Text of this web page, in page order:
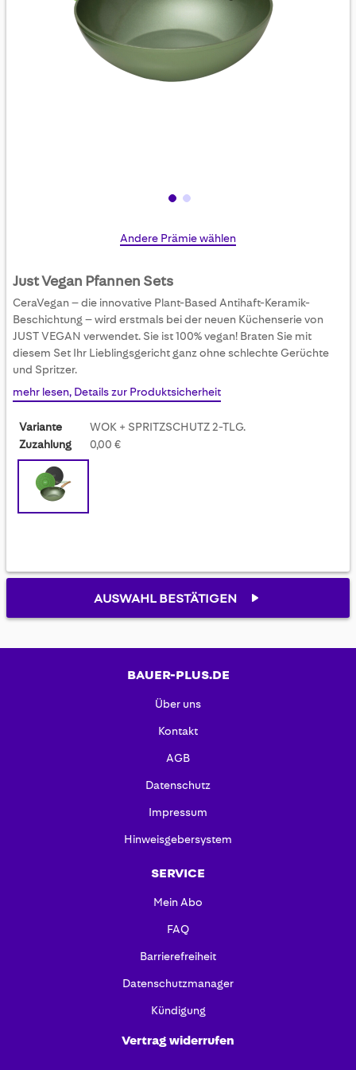
Skip
of
the
images
gallery
Andere Prämie wählen
Just Vegan Pfannen Sets
CeraVegan – die innovative Plant-Based Antihaft-Keramik-
Beschichtung – wird erstmals bei der neuen Küchenserie von
JUST VEGAN verwendet. Sie ist 100% vegan! Braten Sie mit
diesem Set Ihr Lieblingsgericht ganz ohne schlechte Gerüchte
und Spritzer.
mehr lesen, Details zur Produktsicherheit
Variante
WOK + SPRITZSCHUTZ 2-TLG.
Zuzahlung
0,00 €
AUSWAHL BESTÄTIGEN
BAUER-PLUS.DE
Über uns
Kontakt
AGB
Datenschutz
Impressum
Hinweisgebersystem
SERVICE
Mein Abo
FAQ
Barrierefreiheit
Datenschutzmanager
Kündigung
Vertrag widerrufen